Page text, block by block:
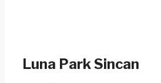
Luna Park Sincan